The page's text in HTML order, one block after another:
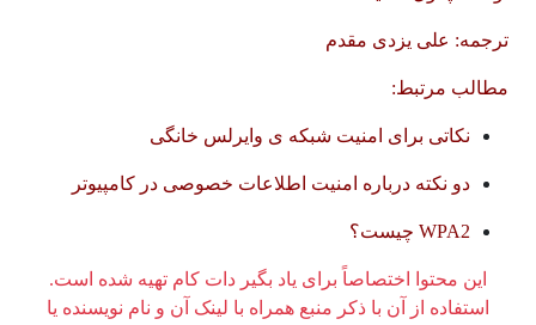
ترجمه: علی یزدی مقدم
مطالب مرتبط:
نکاتی برای امنیت شبکه ی وایرلس خانگی
دو نکته درباره امنیت اطلاعات خصوصی در کامپیوتر
WPA2 چیست؟
این محتوا اختصاصاً برای یاد بگیر دات کام تهیه شده است.
استفاده از آن با ذکر منبع همراه با لینک آن و نام نویسنده یا